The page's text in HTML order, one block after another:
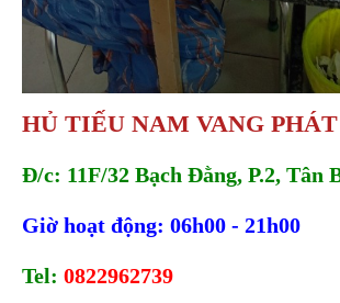
HỦ TIẾU NAM VANG
Đ/c: 11F/32 Bạch Đằng, P.2, Tân
Giờ hoạt động: 06h00 - 21h00
Tel: 0822962739